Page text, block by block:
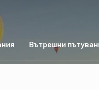
Вътрешни